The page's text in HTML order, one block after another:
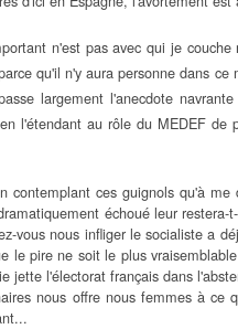
n'est pas avec qui je
qu'il n'y aura personne dans
largement l'anecdote
l'étendant au rôle du MEDEF de
contemplant ces guignols qu'à
échoué leur
vous nous infliger le socialiste a
le pire ne soit le plus
jette l'électorat français dans
nous offre nous femmes à ce